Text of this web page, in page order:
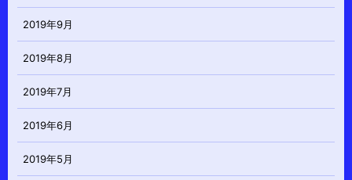
2019年9月
2019年8月
2019年7月
2019年6月
2019年5月